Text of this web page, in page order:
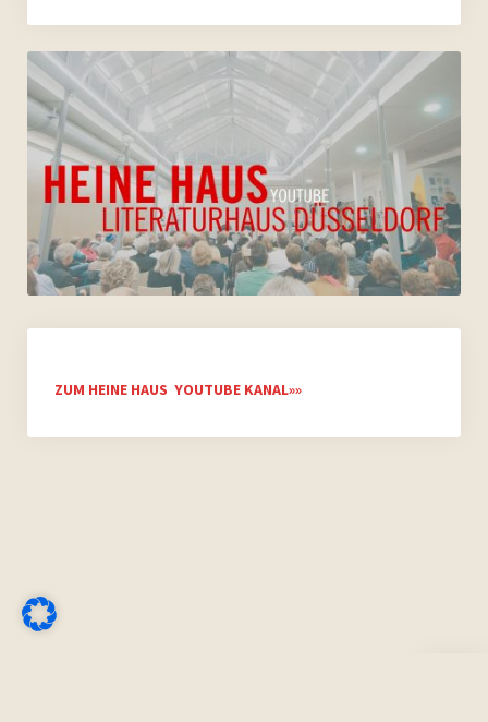
ZUM HEINE HAUS YOUTUBE KANAL»»